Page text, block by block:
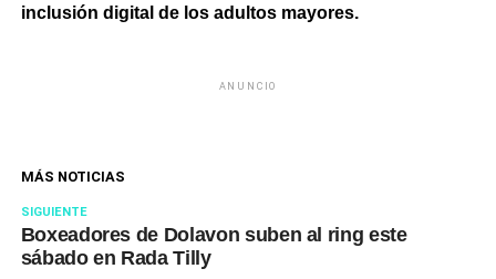
inclusión digital de los adultos mayores.
ANUNCIO
MÁS NOTICIAS
SIGUIENTE
Boxeadores de Dolavon suben al ring este
sábado en Rada Tilly